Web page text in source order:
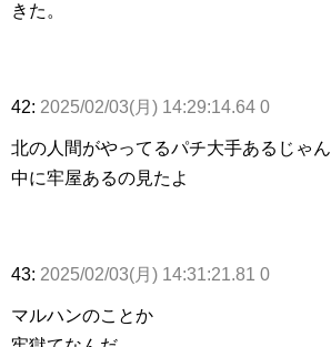
きた。
42: 2025/02/03(月) 14:29:14.64 0
北の人間がやってるパチ大手あるじゃん
中に牢屋あるの見たよ
43: 2025/02/03(月) 14:31:21.81 0
マルハンのことか